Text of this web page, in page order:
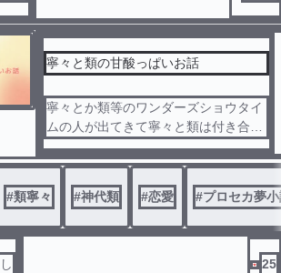
寧々と類の甘酸っぱいお話
寧々とか類等のワンダーズショウタイ
ムの人が出てきて寧々と類は付き合っ
てる設定で年齢は今んとこ決めてませ
ん
#類寧々 #神代類 #恋愛 #プロセカ夢
25